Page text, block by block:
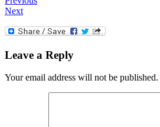
Next
Leave a Reply
Your email address will not be published.